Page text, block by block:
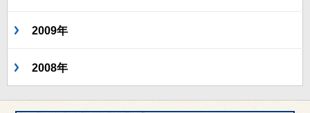
2009年
2008年